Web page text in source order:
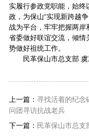
实履行参政党职能，始终
政，为保山“实现新跨越
战为平台，牢牢把握两
省委做好联谊交流，倾
势做好祖统工作。
民革保山市总支部
上一篇： 寻找活着的纪念
问团寻访抗战老兵
下一篇： 民革保山市总支